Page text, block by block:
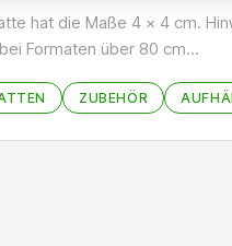
hat die Maße 4 x 4 cm.
Formaten über 80 cm…
ZUBEHÖR